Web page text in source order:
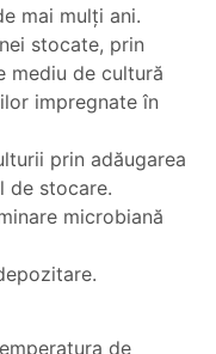
mai mulţi ani.
stocate, prin
mediu de cultură
impregnate în
prin adăugarea
de stocare.
microbiană
de